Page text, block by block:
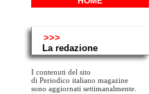
>>>
La redazione
I contenuti del sito
di Periodico italiano magazine
sono aggiornati settimanalmente.